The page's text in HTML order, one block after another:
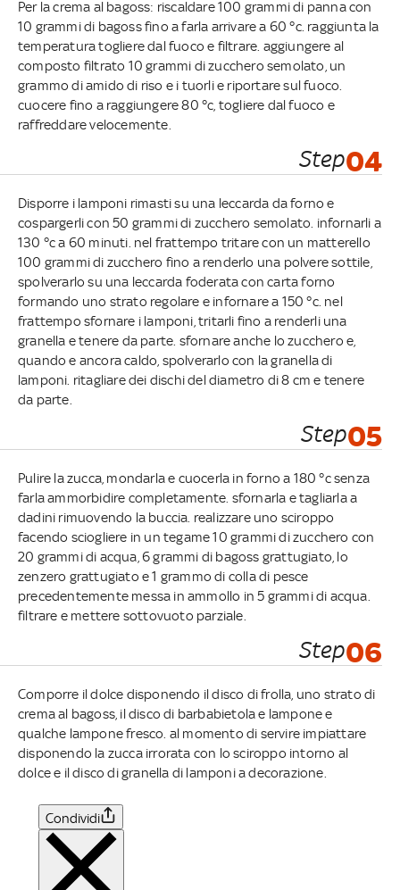
Per la crema al bagoss: riscaldare 100 grammi di panna con
10 grammi di bagoss fino a farla arrivare a 60 °c. raggiunta la
temperatura togliere dal fuoco e filtrare. aggiungere al
composto filtrato 10 grammi di zucchero semolato, un
grammo di amido di riso e i tuorli e riportare sul fuoco.
cuocere fino a raggiungere 80 °c, togliere dal fuoco e
raffreddare velocemente.
Step04
Disporre i lamponi rimasti su una leccarda da forno e
cospargerli con 50 grammi di zucchero semolato. infornarli a
130 °c a 60 minuti. nel frattempo tritare con un matterello
100 grammi di zucchero fino a renderlo una polvere sottile,
spolverarlo su una leccarda foderata con carta forno
formando uno strato regolare e infornare a 150 °c. nel
frattempo sfornare i lamponi, tritarli fino a renderli una
granella e tenere da parte. sfornare anche lo zucchero e,
quando e ancora caldo, spolverarlo con la granella di
lamponi. ritagliare dei dischi del diametro di 8 cm e tenere
da parte.
Step05
Pulire la zucca, mondarla e cuocerla in forno a 180 °c senza
farla ammorbidire completamente. sfornarla e tagliarla a
dadini rimuovendo la buccia. realizzare uno sciroppo
facendo sciogliere in un tegame 10 grammi di zucchero con
20 grammi di acqua, 6 grammi di bagoss grattugiato, lo
zenzero grattugiato e 1 grammo di colla di pesce
precedentemente messa in ammollo in 5 grammi di acqua.
filtrare e mettere sottovuoto parziale.
Step06
Comporre il dolce disponendo il disco di frolla, uno strato di
crema al bagoss, il disco di barbabietola e lampone e
qualche lampone fresco. al momento di servire impiattare
disponendo la zucca irrorata con lo sciroppo intorno al
dolce e il disco di granella di lamponi a decorazione.
Condividi